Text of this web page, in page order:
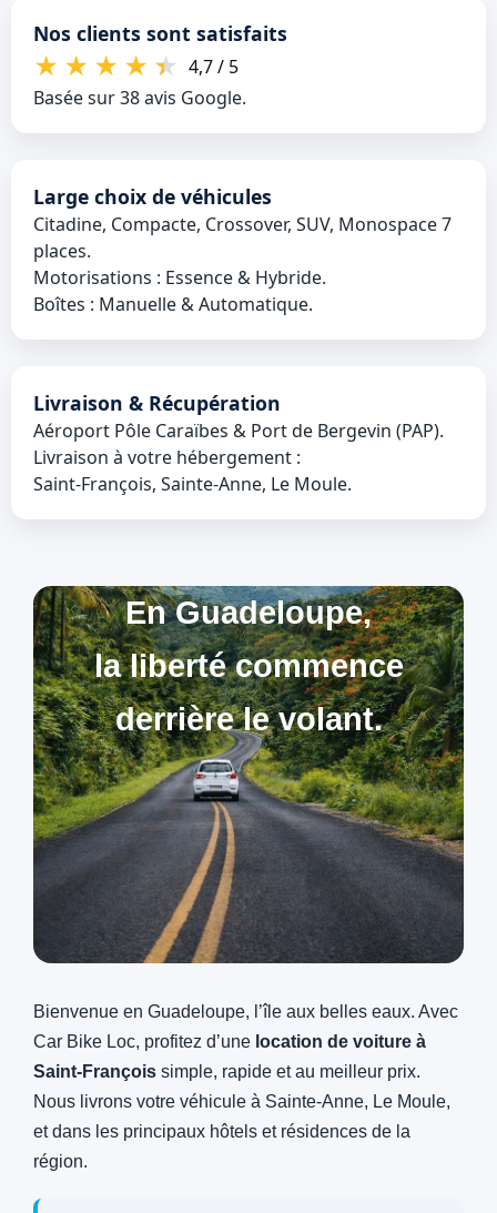
Nos clients sont satisfaits
★ ★ ★ ★ ★ 4,7 / 5
Basée sur 38 avis Google.
Large choix de véhicules
Citadine, Compacte, Crossover, SUV, Monospace 7
places.
Motorisations : Essence & Hybride.
Boîtes : Manuelle & Automatique.
Livraison & Récupération
Aéroport Pôle Caraïbes & Port de Bergevin (PAP).
Livraison à votre hébergement :
Saint‑François, Sainte‑Anne, Le Moule.
En Guadeloupe,
la liberté commence
derrière le volant.
Bienvenue en Guadeloupe, l’île aux belles eaux. Avec
Car Bike Loc, profitez d’une location de voiture à
Saint‑François simple, rapide et au meilleur prix.
Nous livrons votre véhicule à Sainte‑Anne, Le Moule,
et dans les principaux hôtels et résidences de la
région.